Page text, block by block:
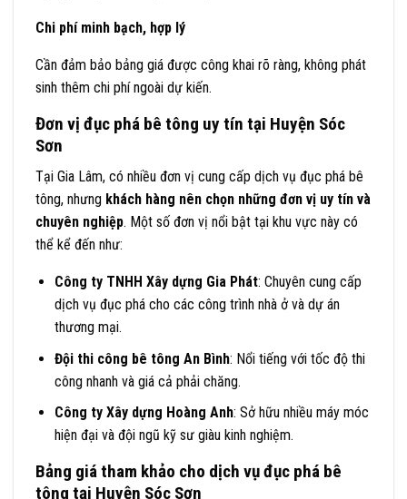
Chi phí minh bạch, hợp lý
Cần đảm bảo bảng giá được công khai rõ ràng, không phát
sinh thêm chi phí ngoài dự kiến.
Đơn vị đục phá bê tông uy tín tại Huyện Sóc
Sơn
Tại Gia Lâm, có nhiều đơn vị cung cấp dịch vụ đục phá bê
tông, nhưng khách hàng nên chọn những đơn vị uy tín và
chuyên nghiệp. Một số đơn vị nổi bật tại khu vực này có
thể kể đến như:
Công ty TNHH Xây dựng Gia Phát: Chuyên cung cấp
dịch vụ đục phá cho các công trình nhà ở và dự án
thương mại.
Đội thi công bê tông An Bình: Nổi tiếng với tốc độ thi
công nhanh và giá cả phải chăng.
Công ty Xây dựng Hoàng Anh: Sở hữu nhiều máy móc
hiện đại và đội ngũ kỹ sư giàu kinh nghiệm.
Bảng giá tham khảo cho dịch vụ đục phá bê
tông tại Huyện Sóc Sơn